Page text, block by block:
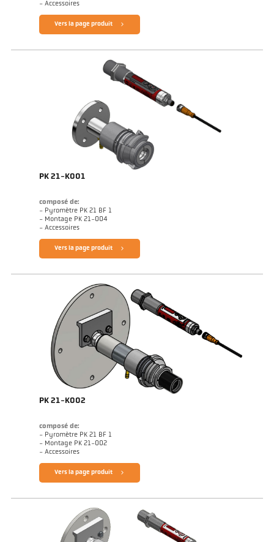
- Accessoires
Vers la page produit
PK 21-K001
composé de:
- Pyromètre PK 21 BF 1
- Montage PK 21-004
- Accessoires
Vers la page produit
PK 21-K002
composé de:
- Pyromètre PK 21 BF 1
- Montage PK 21-002
- Accessoires
Vers la page produit